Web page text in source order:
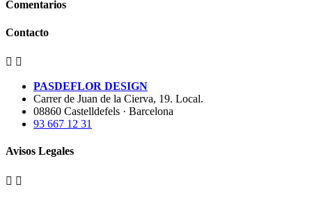
Comentarios
Contacto
 
PASDEFLOR DESIGN
Carrer de Juan de la Cierva, 19. Local.
08860 Castelldefels · Barcelona
93 667 12 31
Avisos Legales
 